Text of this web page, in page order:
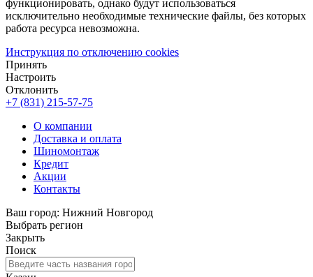
функционировать, однако будут использоваться
исключительно необходимые технические файлы, без которых
работа ресурса невозможна.
Инструкция по отключению cookies
Принять
Настроить
Отклонить
+7 (831) 215-57-75
О компании
Доставка и оплата
Шиномонтаж
Кредит
Акции
Контакты
Ваш город: Нижний Новгород
Выбрать регион
Закрыть
Поиск